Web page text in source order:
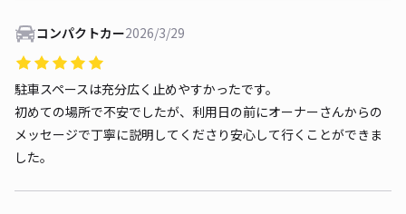
コンパクトカー2026/3/29
駐車スペースは充分広く止めやすかったです。
初めての場所で不安でしたが、利用日の前にオーナーさんからの
メッセージで丁寧に説明してくださり安心して行くことができま
した。